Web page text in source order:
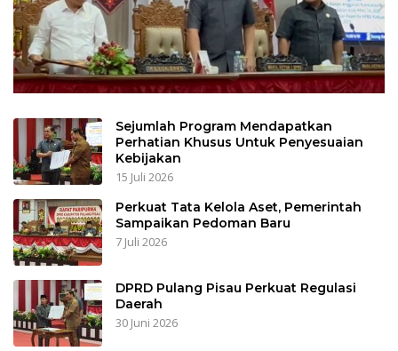
Sejumlah Program Mendapatkan
Perhatian Khusus Untuk Penyesuaian
Kebijakan
15 Juli 2026
Perkuat Tata Kelola Aset, Pemerintah
Sampaikan Pedoman Baru
7 Juli 2026
DPRD Pulang Pisau Perkuat Regulasi
Daerah
30 Juni 2026